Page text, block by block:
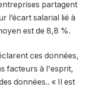
partagent
l’écart salarial lié à
est de 8,8 %.
ces données,
facteurs à l'esprit,
données.. « Il est